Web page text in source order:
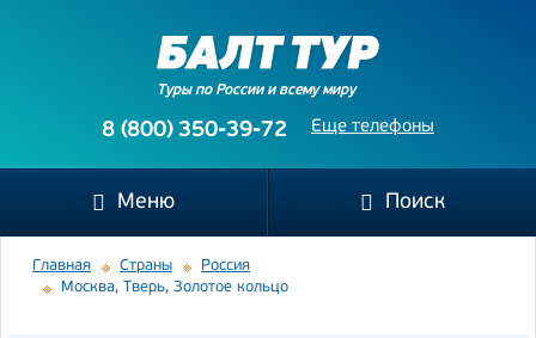
Туры по России и всему миру
Еще телефоны
8 (800) 350-39-72
Меню Поиск
Главная Страны
Россия
Москва, Тверь, Золотое кольцо